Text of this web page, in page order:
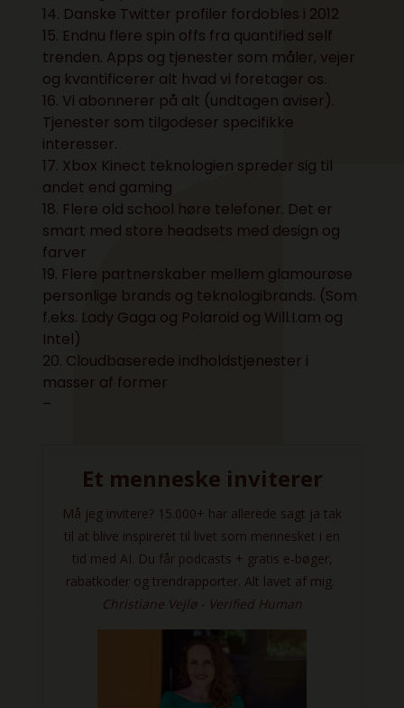
14. Danske Twitter profiler fordobles i 2012
15. Endnu flere spin offs fra quantified self
trenden. Apps og tjenester som måler, vejer
og kvantificerer alt hvad vi foretager os.
16. Vi abonnerer på alt (undtagen aviser).
Tjenester som tilgodeser specifikke
interesser.
17. Xbox Kinect teknologien spreder sig til
andet end gaming
18. Flere old school høre telefoner. Det er
smart med store headsets med design og
farver
19. Flere partnerskaber mellem glamourøse
personlige brands og teknologibrands. (Som
f.eks. Lady Gaga og Polaroid og Will.I.am og
Intel)
20. Cloudbaserede indholdstjenester i
masser af former
–